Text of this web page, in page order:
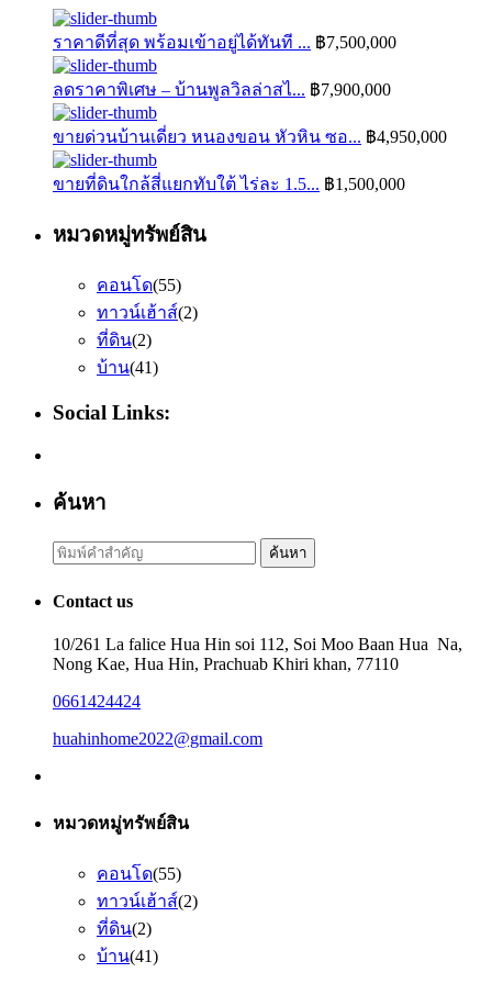
ราคาดีที่สุด พร้อมเข้าอยู่ได้ทันที ... ฿7,500,000
ลดราคาพิเศษ – บ้านพูลวิลล่าสไ... ฿7,900,000
ขายด่วนบ้านเดี่ยว หนองขอน หัวหิน ซอ... ฿4,950,000
ขายที่ดินใกล้สี่แยกทับใต้ ไร่ละ 1.5... ฿1,500,000
หมวดหมู่ทรัพย์สิน
คอนโด(55)
ทาวน์เฮ้าส์(2)
ที่ดิน(2)
บ้าน(41)
Social Links:
ค้นหา
Search
for:
ค้นหา
Contact us
10/261 La falice Hua Hin soi 112, Soi Moo Baan Hua Na,
Nong Kae, Hua Hin, Prachuab Khiri khan, 77110
0661424424
huahinhome2022@gmail.com
หมวดหมู่ทรัพย์สิน
คอนโด(55)
ทาวน์เฮ้าส์(2)
ที่ดิน(2)
บ้าน(41)